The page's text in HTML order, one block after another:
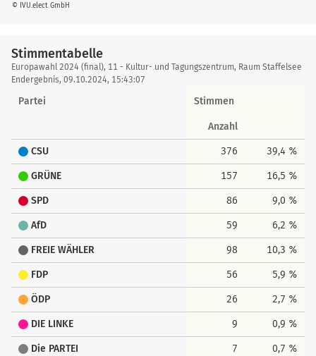
© IVU.elect GmbH
Stimmentabelle
Stimmentabelle
Europawahl 2024 (final), 11 - Kultur- und Tagungszentrum, Raum Staffelsee
Endergebnis, 09.10.2024, 15:43:07
Partei Stimmen
Anzahl
CSU 376 39,4 %
GRÜNE 157 16,5 %
SPD 86 9,0 %
AfD 59 6,2 %
FREIE WÄHLER 98 10,3 %
FDP 56 5,9 %
ÖDP 26 2,7 %
DIE LINKE 9 0,9 %
Die PARTEI 7 0,7 %